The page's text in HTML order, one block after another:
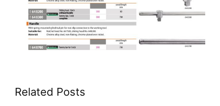
Related Posts